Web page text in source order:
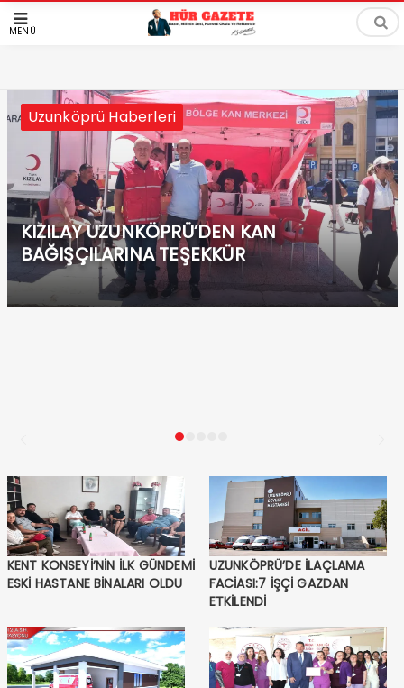
MENÜ
Sağlık
Uzunköprü Haberleri
KIZILAY UZUNKÖPRÜ’DEN KAN
BAĞIŞÇILARINA TEŞEKKÜR
KENT KONSEYİ’NİN İLK GÜNDEMİ
ESKİ HASTANE BİNALARI OLDU
UZUNKÖPRÜ’DE İLAÇLAMA
FACİASI:7 İŞÇİ GAZDAN
ETKİLENDİ